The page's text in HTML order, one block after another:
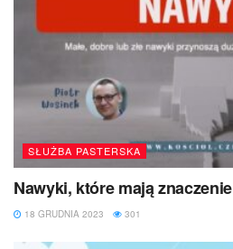
SŁUŻBA PASTERSKA
Nawyki, które mają znaczenie
18 GRUDNIA 2023 301